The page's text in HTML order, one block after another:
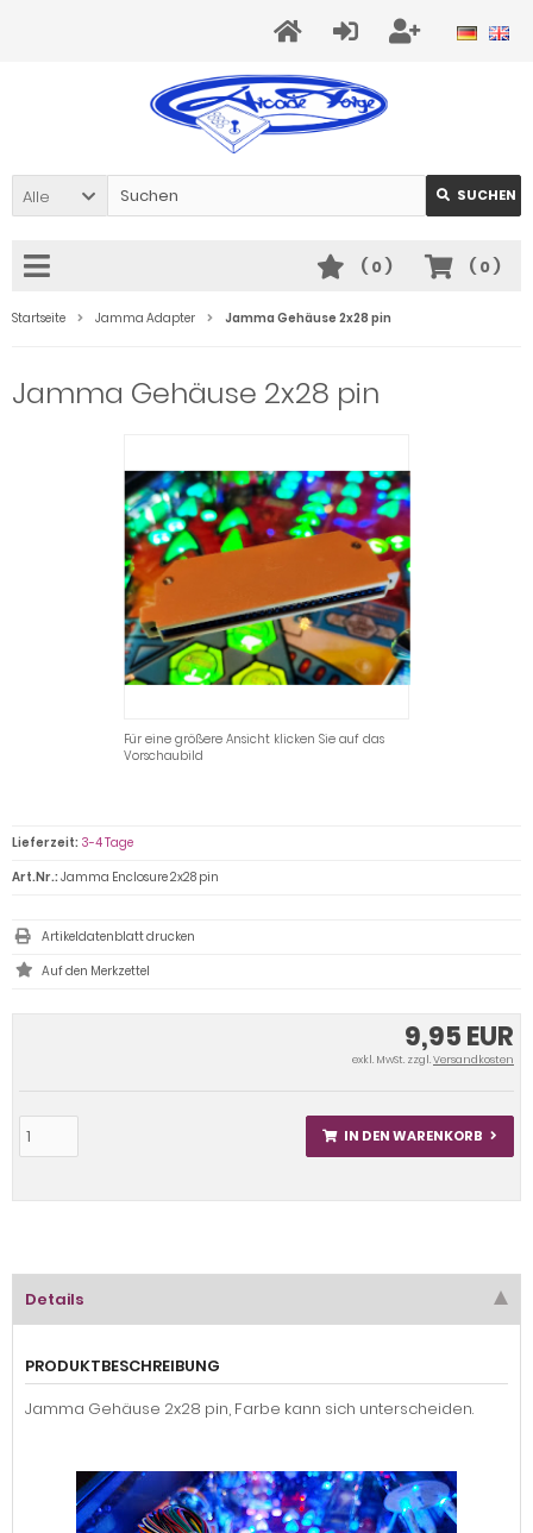
Alle SUCHEN
( 0)
( 0)
Startseite Jamma Adapter Jamma Gehäuse 2x28 pin
Jamma Gehäuse 2x28 pin
Für eine größere Ansicht klicken Sie auf das
Vorschaubild
9,95 EUR
exkl. MwSt. zzgl.Versandkosten
IN DEN WARENKORB
Lieferzeit: 3-4 Tage
Art.Nr.: Jamma Enclosure 2x28 pin
Artikeldatenblatt drucken
Details
PRODUKTBESCHREIBUNG
Jamma Gehäuse 2x28 pin, Farbe kann sich unterscheiden.